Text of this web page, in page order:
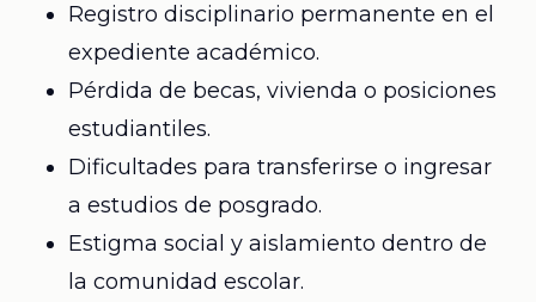
Registro disciplinario permanente en el
expediente académico.
Pérdida de becas, vivienda o posiciones
estudiantiles.
Dificultades para transferirse o ingresar
a estudios de posgrado.
Estigma social y aislamiento dentro de
la comunidad escolar.